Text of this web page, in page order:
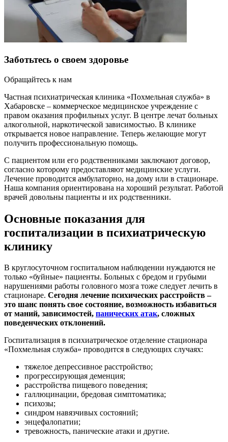
Заботьтесь о своем здоровье
Обращайтесь к нам
Частная психиатрическая клиника «Похмельная служба» в
Хабаровске – коммерческое медицинское учреждение с
правом оказания профильных услуг. В центре лечат больных
алкогольной, наркотической зависимостью. В клинике
открывается новое направление. Теперь желающие могут
получить профессиональную помощь.
С пациентом или его родственниками заключают договор,
согласно которому предоставляют медицинские услуги.
Лечение проводится амбулаторно, на дому или в стационаре.
Наша компания ориентирована на хороший результат. Работой
врачей довольны пациенты и их родственники.
Основные показания для
госпитализации в психиатрическую
клинику
В круглосуточном госпитальном наблюдении нуждаются не
только «буйные» пациенты. Больных с бредом и грубыми
нарушениями работы головного мозга тоже следует лечить в
стационаре. Сегодня лечение психических расстройств –
это шанс понять свое состояние, возможность избавиться
от маний, зависимостей, панических атак, сложных
поведенческих отклонений.
Госпитализация в психиатрическое отделение стационара
«Похмельная служба» проводится в следующих случаях:
тяжелое депрессивное расстройство;
прогрессирующая деменция;
расстройства пищевого поведения;
галлюцинации, бредовая симптоматика;
психозы;
синдром навязчивых состояний;
энцефалопатии;
тревожность, панические атаки и другие.